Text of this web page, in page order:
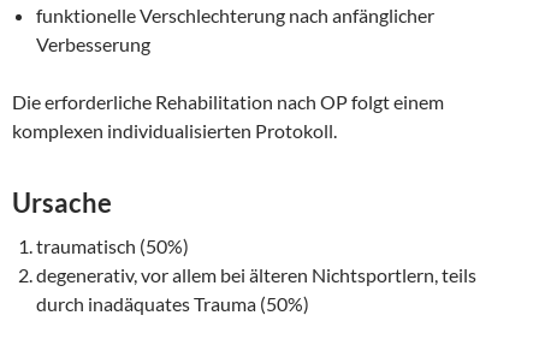
funktionelle Verschlechterung nach anfänglicher
Verbesserung
Die erforderliche Rehabilitation nach OP folgt einem
komplexen individualisierten Protokoll.
Ursache
traumatisch (50%)
degenerativ, vor allem bei älteren Nichtsportlern, teils
durch inadäquates Trauma (50%)